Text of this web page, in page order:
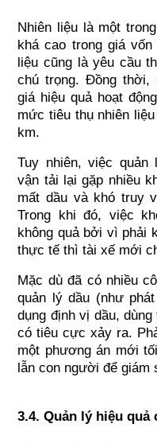
Nhiên liệu là một
khá cao trong giá
liệu cũng là yêu cầu
chú trọng. Đồng thời,
giá hiệu quả hoạt
mức tiêu thụ nhiên
km.
Tuy nhiên, việc quản
vận tải lại gặp nhiều
mất dầu và khó truy
Trong khi đó, việc
không quả bởi vì phải
thực tế thì tài xế mới
Mặc dù đã có nhiều
quản lý dầu (như
dụng định vị dầu,
có tiêu cực xảy ra.
một phương án mới
lẫn con người để giám
3.4. Quản lý hiệu quả